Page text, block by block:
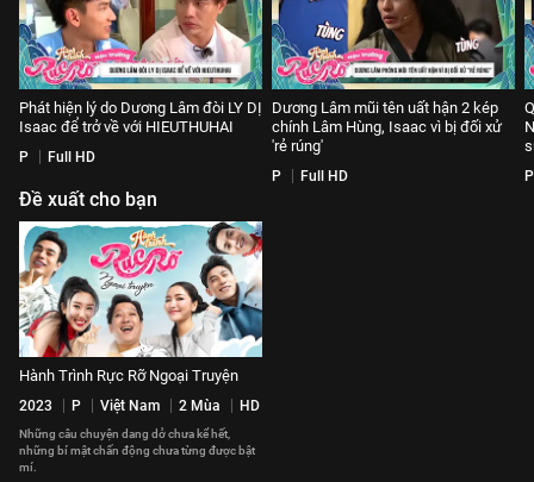
Phát hiện lý do Dương Lâm đòi LY DỊ
Isaac để trở về với HIEUTHUHAI
P Full HD
Dương Lâm mũi tên uất hận 2 kép
chính Lâm Hùng, Isaac vì bị đối xử
'rẻ rúng'
P Full HD P
Đề xuất cho bạn
Hành Trình Rực Rỡ Ngoại Truyện
2023 P Việt Nam 2 Mùa HD
Những câu chuyện dang dở chưa kể hết,
những bí mật chấn động chưa từng được bật
mí.